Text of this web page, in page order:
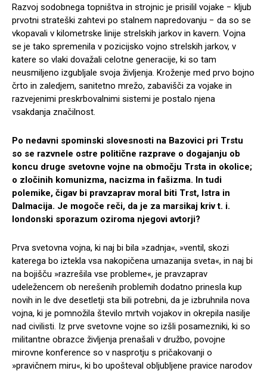
Razvoj sodobnega topništva in strojnic je prisilil vojake − kljub
prvotni strateški zahtevi po stalnem napredovanju − da so se
vkopavali v kilometrske linije strelskih jarkov in kavern. Vojna
se je tako spremenila v pozicijsko vojno strelskih jarkov, v
katere so vlaki dovažali celotne generacije, ki so tam
neusmiljeno izgubljale svoja življenja. Kroženje med prvo bojno
črto in zaledjem, sanitetno mrežo, zabavišči za vojake in
razvejenimi preskrbovalnimi sistemi je postalo njena
vsakdanja značilnost.
Po nedavni spominski slovesnosti na Bazovici pri Trstu
so se razvnele ostre politične razprave o dogajanju ob
koncu druge svetovne vojne na območju Trsta in okolice;
o zločinih komunizma, nacizma in fašizma. In tudi
polemike, čigav bi pravzaprav moral biti Trst, Istra in
Dalmacija. Je mogoče reči, da je za marsikaj kriv t. i.
londonski sporazum oziroma njegovi avtorji?
Prva svetovna vojna, ki naj bi bila »zadnja«, »ventil, skozi
katerega bo iztekla vsa nakopičena umazanija sveta«, in naj bi
na bojišču »razrešila vse probleme«, je pravzaprav
udeležencem ob nerešenih problemih dodatno prinesla kup
novih in le dve desetletji sta bili potrebni, da je izbruhnila nova
vojna, ki je pomnožila število mrtvih vojakov in okrepila nasilje
nad civilisti. Iz prve svetovne vojne so izšli posamezniki, ki so
militantne obrazce življenja prenašali v družbo, povojne
mirovne konference so v nasprotju s pričakovanji o
»pravičnem miru«, ki bo upošteval obljubljene pravice narodov